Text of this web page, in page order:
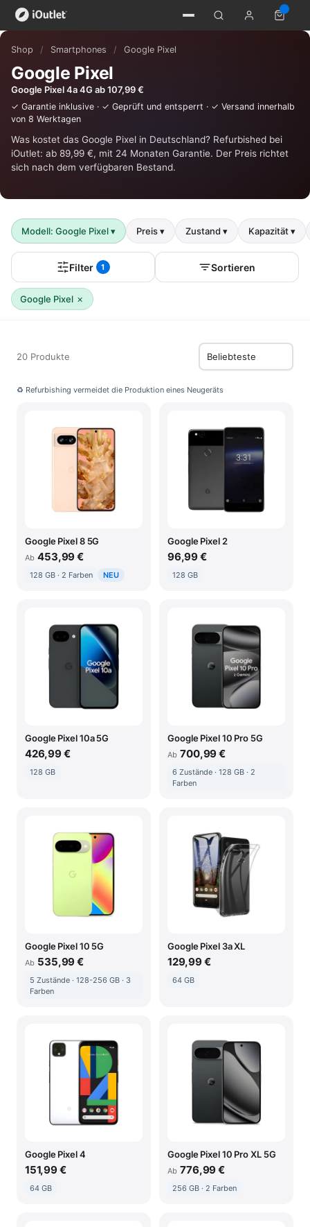
Shop / Smartphones / Google Pixel
Google Pixel
Google Pixel 4a 4G ab 107,99 €
✓ Garantie inklusive · ✓ Geprüft und entsperrt · ✓ Versand innerhalb
von 8 Werktagen
Was kostet das Google Pixel in Deutschland? Refurbished bei
iOutlet: ab 89,99 €, mit 24 Monaten Garantie. Der Preis richtet
sich nach dem verfügbaren Bestand.
Modell: Google Pixel▾ Preis▾ Zustand ▾ Kapazität▾
Filter 1 Sortieren
Google Pixel ×
20 Produkte
♻ Refurbishing vermeidet die Produktion eines Neugeräts
Google Pixel 8 5G
Ab 453,99 €
128 GB · 2 Farben NEU
Google Pixel 2
96,99 €
128 GB
Google Pixel 10a 5G
426,99 €
128 GB
Google Pixel 10 Pro 5G
Ab 700,99 €
6 Zustände · 128 GB · 2
Farben
Google Pixel 10 5G
Ab 535,99 €
5 Zustände · 128-256 GB · 3
Farben
Google Pixel 3a XL
129,99 €
64 GB
Google Pixel 4
151,99 €
64 GB
Google Pixel 10 Pro XL 5G
Ab 776,99 €
256 GB · 2 Farben